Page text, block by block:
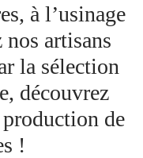
à l’usinage
nos artisans
la sélection
découvrez
production de
!